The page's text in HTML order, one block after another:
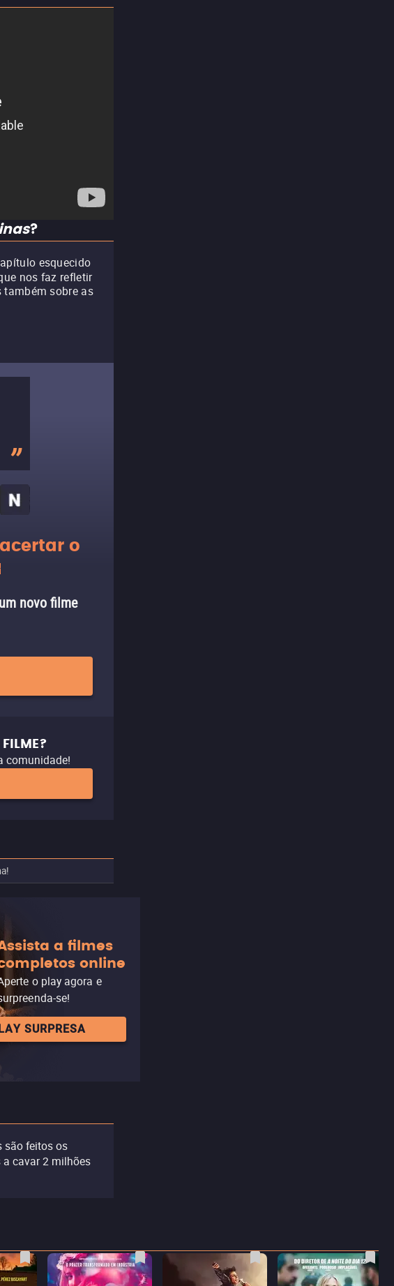
?
esquecido
nos faz refletir
também sobre as
o
um novo filme
comunidade!
a filmes
online
o play agora e
se!
SURPRESA
são feitos os
cavar 2 milhões